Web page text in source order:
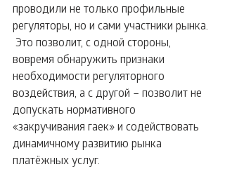
проводили не только профильные
регуляторы, но и сами участники рынка.
Это позволит, с одной стороны,
вовремя обнаружить признаки
необходимости регуляторного
воздействия, а с другой – позволит не
допускать нормативного
«закручивания гаек» и содействовать
динамичному развитию рынка
платёжных услуг.